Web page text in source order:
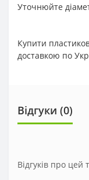
Уточнюйте
Купити
доставкою по
Відгуки (0)
Відгуків про